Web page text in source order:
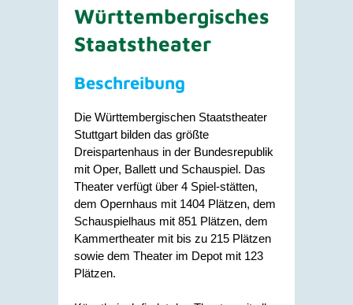
Württembergisches
Staatstheater
Beschreibung
Die Württembergischen Staatstheater
Stuttgart bilden das größte
Dreispartenhaus in der Bundesrepublik
mit Oper, Ballett und Schauspiel. Das
Theater verfügt über 4 Spiel-stätten,
dem Opernhaus mit 1404 Plätzen, dem
Schauspielhaus mit 851 Plätzen, dem
Kammertheater mit bis zu 215 Plätzen
sowie dem Theater im Depot mit 123
Plätzen.